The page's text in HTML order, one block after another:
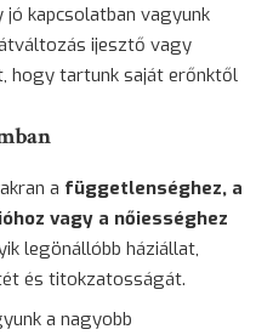
kapcsolatban vagyunk
ijesztő vagy
hogy tartunk saját erőnktől
a függetlenséghez, a
vagy a nőiességhez
legönállóbb háziállat,
és titokzatosságát.
a nagyobb